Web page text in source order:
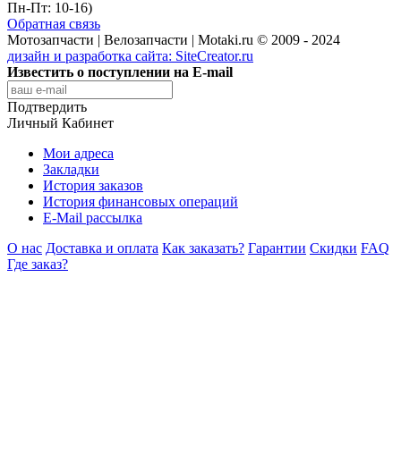
Пн-Пт: 10-16)
Обратная связь
Мотозапчасти | Велозапчасти | Motaki.ru © 2009 - 2024
дизайн и разработка сайта: SiteCreator.ru
Известить о поступлении на E-mail
Подтвердить
Личный Кабинет
Мои адреса
Закладки
История заказов
История финансовых операций
E-Mail рассылка
О нас Доставка и оплата Как заказать? Гарантии Скидки FAQ
Где заказ?